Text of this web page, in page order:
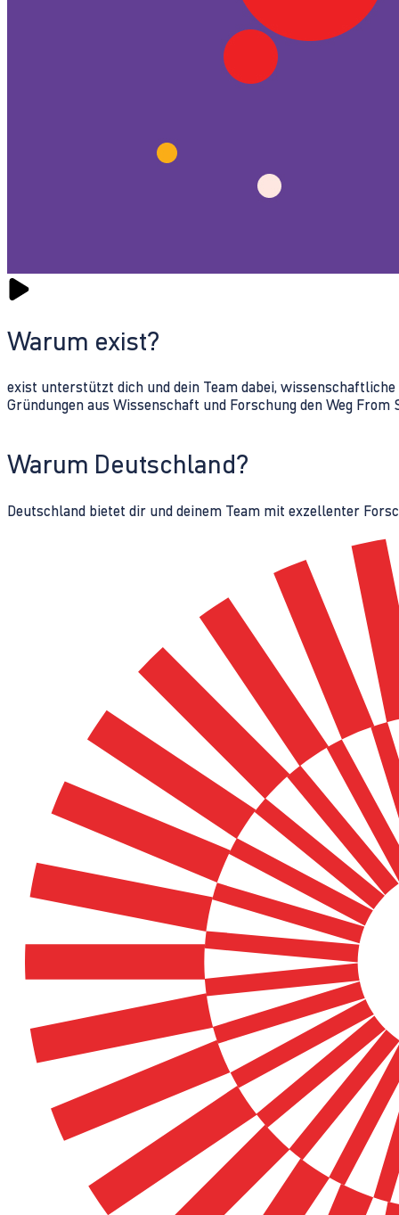
Warum exist?
exist unterstützt dich und dein Team dabei,
Gründungen aus Wissenschaft und Forschung den Weg From
Warum Deutschland?
Deutschland bietet dir und deinem Team mit exzellenter